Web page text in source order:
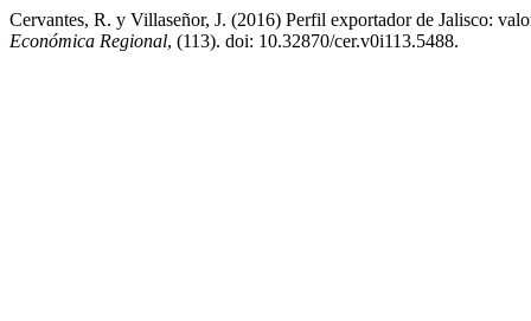
Cervantes, R. y Villaseñor, J. (2016) Perfil exportador de Jalisco:
Económica Regional, (113). doi: 10.32870/cer.v0i113.5488.